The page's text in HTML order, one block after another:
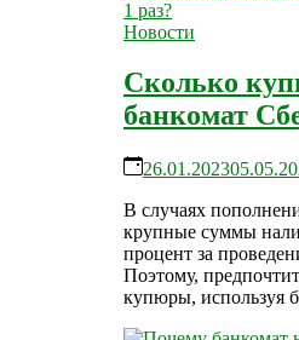
Новости
Сколько
банкомат
26.01.2023
В случаях
крупные суммы
процент за
Поэтому,
купюры, используя